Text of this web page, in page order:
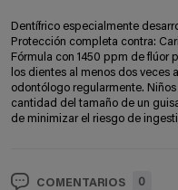
Dentífrico especialmente
Protección completa contra:
Fórmula con 1450 ppm de flúor
los dientes al menos dos veces
odontólogo regularmente.
cantidad del tamaño de un
de minimizar el riesgo de
COMENTARIOS 0